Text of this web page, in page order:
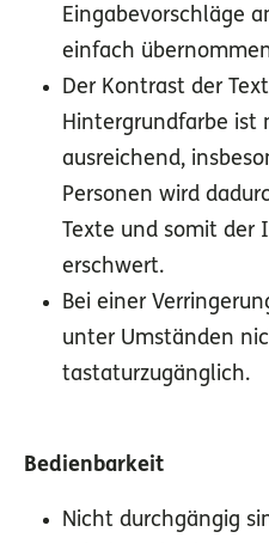
Eingabevorschläge
einfach
Der Kontrast der
Hintergrundfarbe ist
ausreichend,
Personen wird
Texte und somit der
erschwert.
Bei einer
unter Umständen
tastaturzugänglich.
Bedienbarkeit
Nicht durchgängig